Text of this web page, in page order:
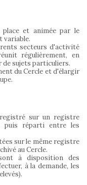
et animée par le
variable.
secteurs d'activité
régulièrement, en
sujets particuliers.
du Cercle et d'élargir
sur un registre
puis réparti entre les
sur le même registre
au Cercle.
à disposition des
à la demande, les